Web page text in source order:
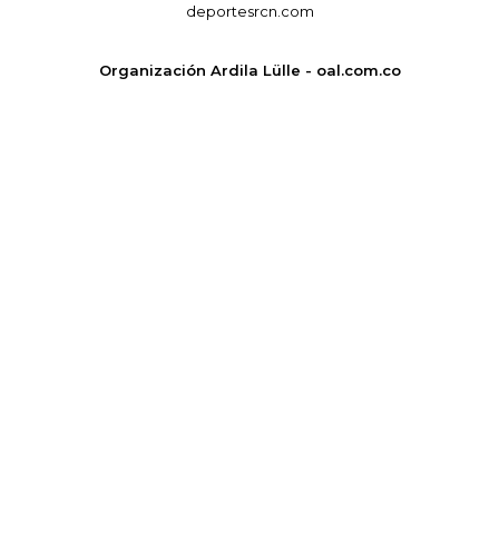
deportesrcn.com
Organización Ardila Lülle - oal.com.co